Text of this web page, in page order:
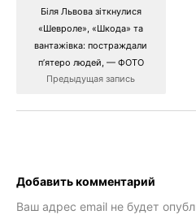
Біля Львова зіткнулися
«Шевроле», «Шкода» та
вантажівка: постраждали
пʼятеро людей, — ФОТО
Предыдущая запись
Добавить комментарий
Ваш адрес email не будет